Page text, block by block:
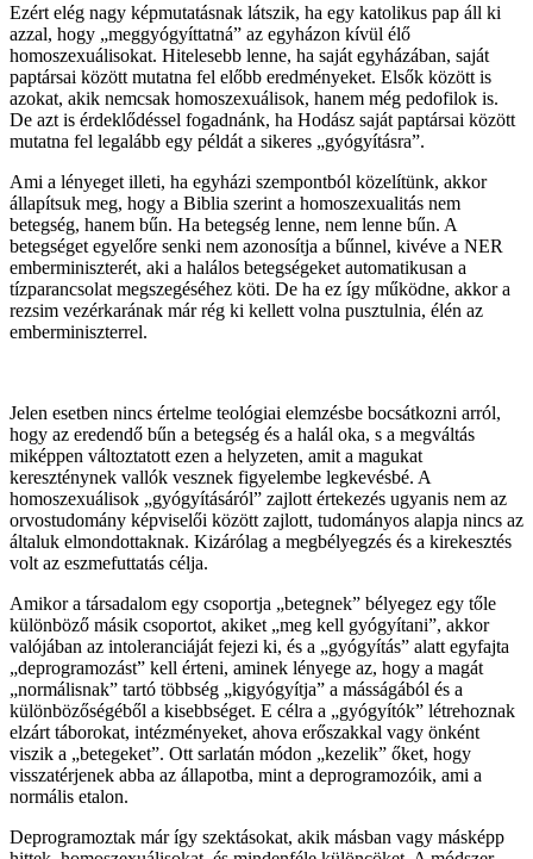
Ezért elég nagy képmutatásnak látszik, ha egy katolikus pap áll ki
azzal, hogy „meggyógyíttatná” az egyházon kívül élő
homoszexuálisokat. Hitelesebb lenne, ha saját egyházában, saját
paptársai között mutatna fel előbb eredményeket. Elsők között is
azokat, akik nemcsak homoszexuálisok, hanem még pedofilok is.
De azt is érdeklődéssel fogadnánk, ha Hodász saját paptársai között
mutatna fel legalább egy példát a sikeres „gyógyításra”.
Ami a lényeget illeti, ha egyházi szempontból közelítünk, akkor
állapítsuk meg, hogy a Biblia szerint a homoszexualitás nem
betegség, hanem bűn. Ha betegség lenne, nem lenne bűn. A
betegséget egyelőre senki nem azonosítja a bűnnel, kivéve a NER
emberminiszterét, aki a halálos betegségeket automatikusan a
tízparancsolat megszegéséhez köti. De ha ez így működne, akkor a
rezsim vezérkarának már rég ki kellett volna pusztulnia, élén az
emberminiszterrel.
Jelen esetben nincs értelme teológiai elemzésbe bocsátkozni arról,
hogy az eredendő bűn a betegség és a halál oka, s a megváltás
miképpen változtatott ezen a helyzeten, amit a magukat
kereszténynek vallók vesznek figyelembe legkevésbé. A
homoszexuálisok „gyógyításáról” zajlott értekezés ugyanis nem az
orvostudomány képviselői között zajlott, tudományos alapja nincs az
általuk elmondottaknak. Kizárólag a megbélyegzés és a kirekesztés
volt az eszmefuttatás célja.
Amikor a társadalom egy csoportja „betegnek” bélyegez egy tőle
különböző másik csoportot, akiket „meg kell gyógyítani”, akkor
valójában az intoleranciáját fejezi ki, és a „gyógyítás” alatt egyfajta
„deprogramozást” kell érteni, aminek lényege az, hogy a magát
„normálisnak” tartó többség „kigyógyítja” a másságából és a
különbözőségéből a kisebbséget. E célra a „gyógyítók” létrehoznak
elzárt táborokat, intézményeket, ahova erőszakkal vagy önként
viszik a „betegeket”. Ott sarlatán módon „kezelik” őket, hogy
visszatérjenek abba az állapotba, mint a deprogramozóik, ami a
normális etalon.
Deprogramoztak már így szektásokat, akik másban vagy másképp